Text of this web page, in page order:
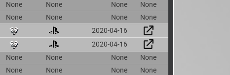
None None None
None
None None None None
2020-04-16
2020-04-16
None None None
None
None None None None